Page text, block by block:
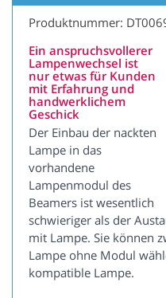
Produktnummer:
Ein anspruchsvollerer
Lampenwechsel ist
nur etwas für Kunden
mit Erfahrung und
handwerklichem
Geschick
Der Einbau der nackten
Lampe in das
vorhandene
Lampenmodul des
Beamers ist wesentlich
schwieriger als der
mit Lampe. Sie können
Lampe ohne Modul
kompatible Lampe.